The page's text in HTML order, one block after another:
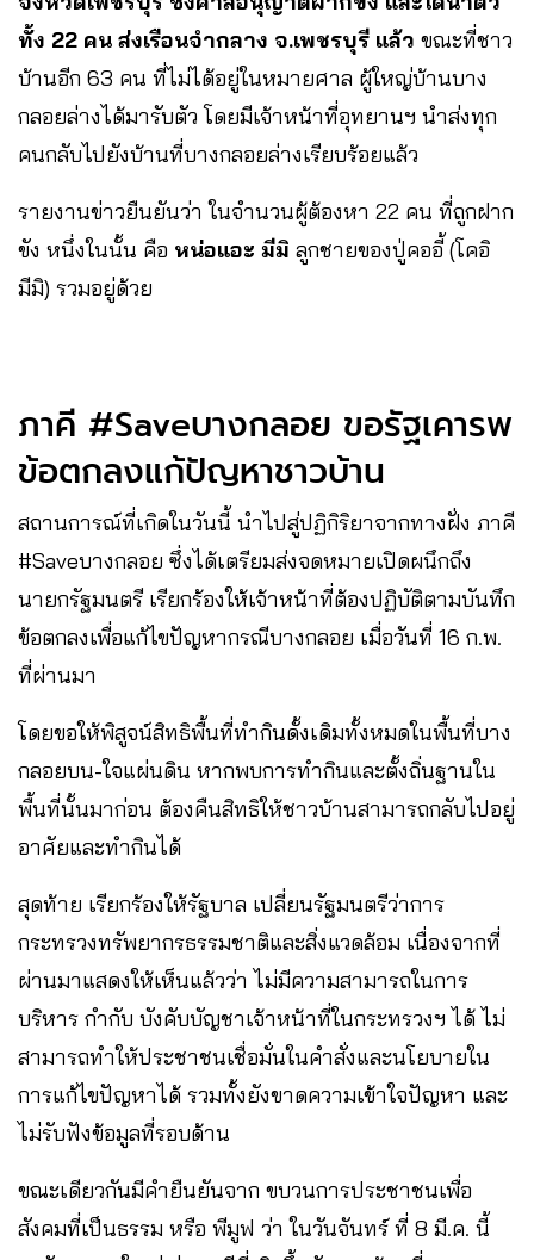
ทั้ง 22 คน ส่งเรือนจำกลาง จ.เพชรบุรี แล้ว ขณะที่ชาว
บ้านอีก 63 คน ที่ไม่ได้อยู่ในหมายศาล ผู้ใหญ่บ้านบาง
กลอยล่างได้มารับตัว โดยมีเจ้าหน้าที่อุทยานฯ นำส่งทุก
คนกลับไปยังบ้านที่บางกลอยล่างเรียบร้อยแล้ว
รายงานข่าวยืนยันว่า ในจำนวนผู้ต้องหา 22 คน ที่ถูกฝาก
ขัง หนึ่งในนั้น คือ หน่อแอะ มีมิ ลูกชายของปู่คออี้ (โคอิ
มีมิ) รวมอยู่ด้วย
ภาคี #Saveบางกลอย ขอรัฐเคารพ
ข้อตกลงแก้ปัญหาชาวบ้าน
สถานการณ์ที่เกิดในวันนี้ นำไปสู่ปฏิกิริยาจากทางฝั่ง ภาคี
#Saveบางกลอย ซึ่งได้เตรียมส่งจดหมายเปิดผนึกถึง
นายกรัฐมนตรี เรียกร้องให้เจ้าหน้าที่ต้องปฏิบัติตามบันทึก
ข้อตกลงเพื่อแก้ไขปัญหากรณีบางกลอย เมื่อวันที่ 16 ก.พ.
ที่ผ่านมา
โดยขอให้พิสูจน์สิทธิพื้นที่ทำกินดั้งเดิมทั้งหมดในพื้นที่บาง
กลอยบน-ใจแผ่นดิน หากพบการทำกินและตั้งถิ่นฐานใน
พื้นที่นั้นมาก่อน ต้องคืนสิทธิให้ชาวบ้านสามารถกลับไปอยู่
อาศัยและทำกินได้
สุดท้าย เรียกร้องให้รัฐบาล เปลี่ยนรัฐมนตรีว่าการ
กระทรวงทรัพยากรธรรมชาติและสิ่งแวดล้อม เนื่องจากที่
ผ่านมาแสดงให้เห็นแล้วว่า ไม่มีความสามารถในการ
บริหาร กำกับ บังคับบัญชาเจ้าหน้าที่ในกระทรวงฯ ได้ ไม่
สามารถทำให้ประชาชนเชื่อมั่นในคำสั่งและนโยบายใน
การแก้ไขปัญหาได้ รวมทั้งยังขาดความเข้าใจปัญหา และ
ไม่รับฟังข้อมูลที่รอบด้าน
ขณะเดียวกันมีคำยืนยันจาก ขบวนการประชาชนเพื่อ
สังคมที่เป็นธรรม หรือ พีมูฟ ว่า ในวันจันทร์ ที่ 8 มี.ค. นี้